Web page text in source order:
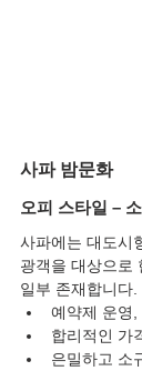
사파 밤문화
오피 스타일 –
사파에는 대도시
광객을 대상으로
일부 존재합니다.
예약제 운영
합리적인 가
은밀하고 소